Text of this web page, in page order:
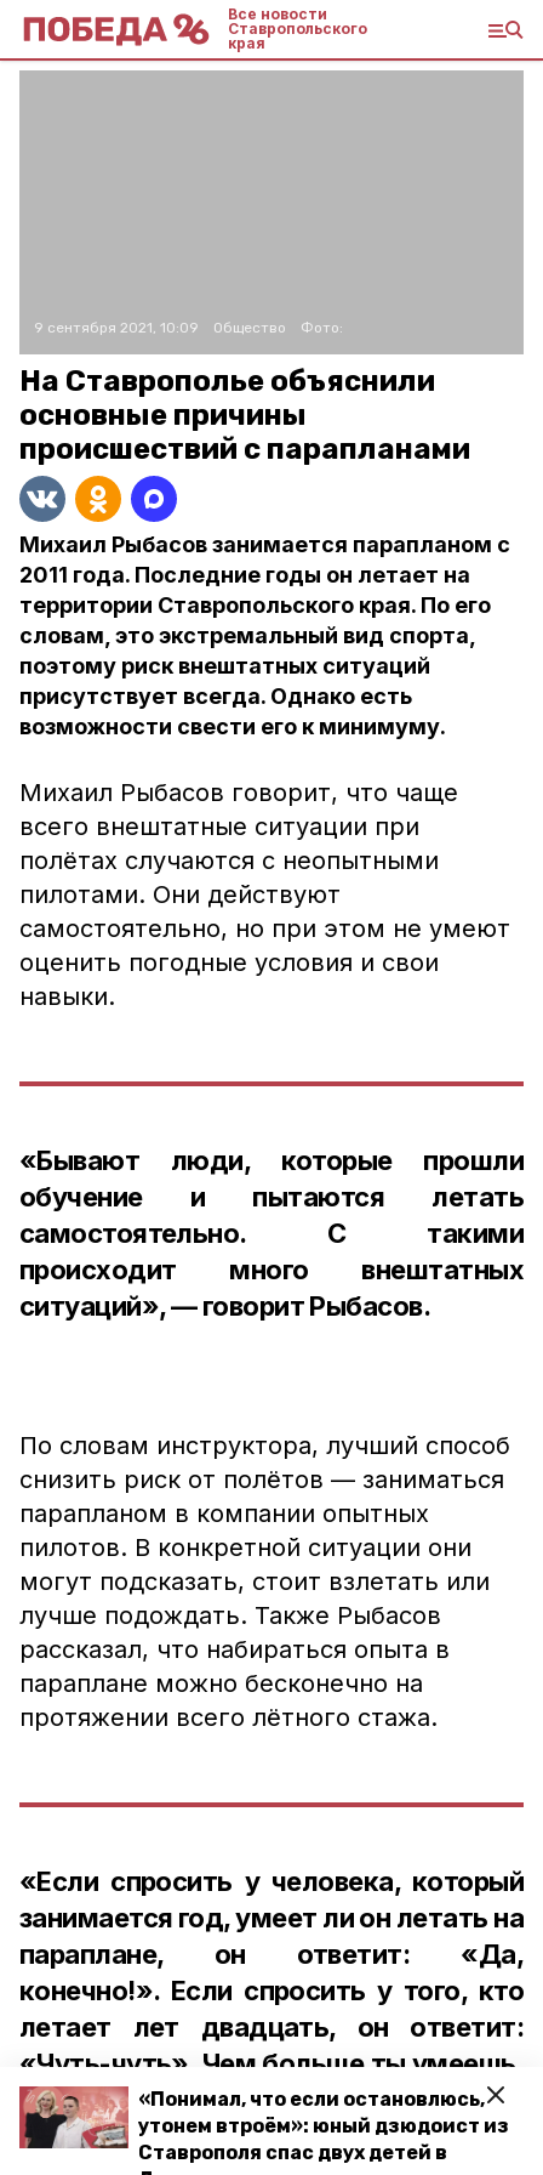
«Понимал, что если остановлюсь,
утонем втроём»: юный дзюдоист из
Ставрополя спас двух детей в
Все новости
Ставропольского
края
9 сентября 2021, 10:09 Общество Фото:
На Ставрополье объяснили
основные причины
происшествий с парапланами
Михаил Рыбасов занимается парапланом с
2011 года. Последние годы он летает на
территории Ставропольского края. По его
словам, это экстремальный вид спорта,
поэтому риск внештатных ситуаций
присутствует всегда. Однако есть
возможности свести его к минимуму.
Михаил Рыбасов говорит, что чаще
всего внештатные ситуации при
полётах случаются с неопытными
пилотами. Они действуют
самостоятельно, но при этом не умеют
оценить погодные условия и свои
навыки.
«Бывают люди, которые прошли
обучение и пытаются летать
самостоятельно. С такими
происходит много внештатных
ситуаций», — говорит Рыбасов.
По словам инструктора, лучший способ
снизить риск от полётов — заниматься
парапланом в компании опытных
пилотов. В конкретной ситуации они
могут подсказать, стоит взлетать или
лучше подождать. Также Рыбасов
рассказал, что набираться опыта в
параплане можно бесконечно на
протяжении всего лётного стажа.
«Если спросить у человека, который
занимается год, умеет ли он летать на
параплане, он ответит: «Да,
конечно!». Если спросить у того, кто
летает лет двадцать, он ответит:
«Чуть-чуть». Чем больше ты умеешь,
тем больше понимаешь, что есть куда
развиваться», — говорит спортсмен.